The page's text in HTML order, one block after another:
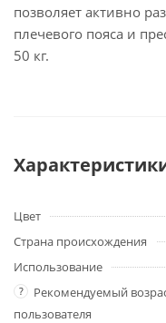
позволяет активно
плечевого пояса и
50 кг.
Цвет
Страна происхождения
Использование
?
Рекомендуемый
пользователя